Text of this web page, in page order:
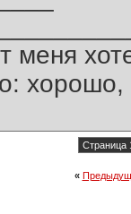
меня
Страница
«